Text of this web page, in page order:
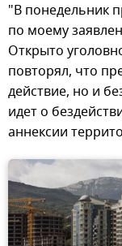
"В понедельник
по моему
Открыто
повторял, что
действие, но и
идет о
аннексии